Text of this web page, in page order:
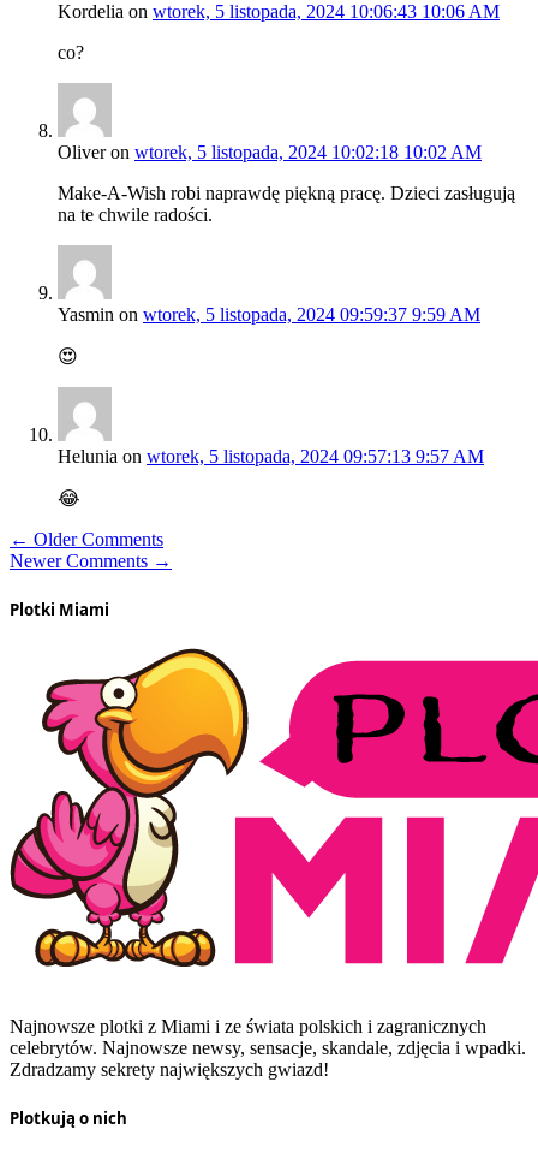
Kordelia on wtorek, 5 listopada, 2024 10:06:43 10:06 AM
co?
Oliveron wtorek, 5 listopada, 2024 10:02:18 10:02 AM
Make-A-Wish robi naprawdę piękną pracę. Dzieci zasługują
na te chwile radości.
Yasmin on wtorek, 5 listopada, 2024 09:59:37 9:59 AM
😍
Helunia on wtorek, 5 listopada, 2024 09:57:13 9:57 AM
😂
← Older Comments
Newer Comments →
Plotki Miami
Najnowsze plotki z Miami i ze świata polskich i zagranicznych
celebrytów. Najnowsze newsy, sensacje, skandale, zdjęcia i wpadki.
Zdradzamy sekrety największych gwiazd!
Plotkują o nich